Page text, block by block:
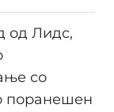
од Лидс,
со
поранешен